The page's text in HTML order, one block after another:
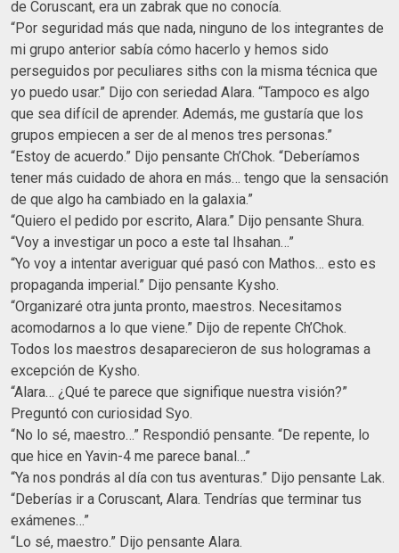
de Coruscant, era un zabrak que no conocía.
“Por seguridad más que nada, ninguno de los integrantes de
mi grupo anterior sabía cómo hacerlo y hemos sido
perseguidos por peculiares siths con la misma técnica que
yo puedo usar.” Dijo con seriedad Alara. “Tampoco es algo
que sea difícil de aprender. Además, me gustaría que los
grupos empiecen a ser de al menos tres personas.”
“Estoy de acuerdo.” Dijo pensante Ch’Chok. “Deberíamos
tener más cuidado de ahora en más… tengo que la sensación
de que algo ha cambiado en la galaxia.”
“Quiero el pedido por escrito, Alara.” Dijo pensante Shura.
“Voy a investigar un poco a este tal Ihsahan…”
“Yo voy a intentar averiguar qué pasó con Mathos… esto es
propaganda imperial.” Dijo pensante Kysho.
“Organizaré otra junta pronto, maestros. Necesitamos
acomodarnos a lo que viene.” Dijo de repente Ch’Chok.
Todos los maestros desaparecieron de sus hologramas a
excepción de Kysho.
“Alara… ¿Qué te parece que signifique nuestra visión?”
Preguntó con curiosidad Syo.
“No lo sé, maestro…” Respondió pensante. “De repente, lo
que hice en Yavin-4 me parece banal…”
“Ya nos pondrás al día con tus aventuras.” Dijo pensante Lak.
“Deberías ir a Coruscant, Alara. Tendrías que terminar tus
exámenes…”
“Lo sé, maestro.” Dijo pensante Alara.